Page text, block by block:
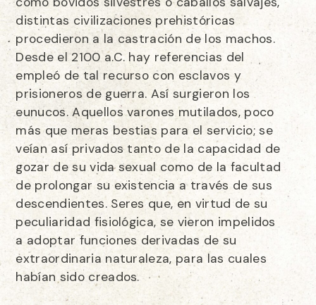
distintas civilizaciones prehistóricas
procedieron a la castración de los machos.
Desde el 2100 a.C. hay referencias del
empleó de tal recurso con esclavos y
prisioneros de guerra. Así surgieron los
eunucos. Aquellos varones mutilados, poco
más que meras bestias para el servicio; se
veían así privados tanto de la capacidad de
gozar de su vida sexual como de la facultad
de prolongar su existencia a través de sus
descendientes. Seres que, en virtud de su
peculiaridad fisiológica, se vieron impelidos
a adoptar funciones derivadas de su
extraordinaria naturaleza, para las cuales
habían sido creados.